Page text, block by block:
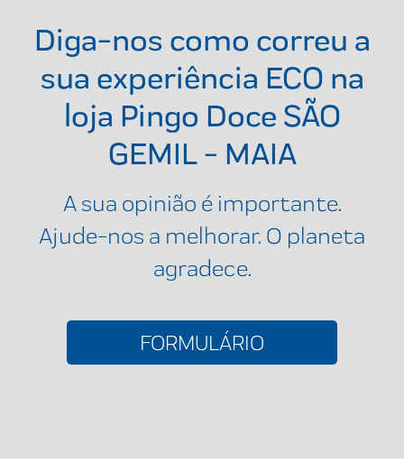
Diga-nos como correu a
sua experiência ECO na
loja Pingo Doce SÃO
GEMIL - MAIA
A sua opinião é importante.
Ajude-nos a melhorar. O planeta
agradece.
FORMULÁRIO